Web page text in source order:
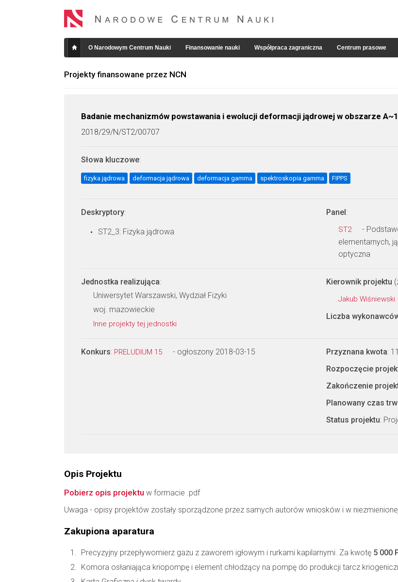
O Narodowym Centrum Nauki Finansowanie nauki Współpraca zagraniczna Centrum prasowe
Projekty finansowane przez NCN
Badanie mechanizmów powstawania i ewolucji deformacji jądrowej w obszarze
2018/29/N/ST2/00707
Słowa kluczowe:
fizyka jądrowa deformacja jądrowa deformacja gamma spektroskopia gamma FIPPS
Deskryptory:
ST2_3: Fizyka jądrowa
Panel:
ST2
-
elementarnych,
optyczna
Jednostka realizująca:
Uniwersytet Warszawski, Wydział Fizyki
woj. mazowieckie
Inne projekty tej jednostki
Kierownik projektu
Jakub Wiśniewski
Liczba
Konkurs: PRELUDIUM 15 - ogłoszony 2018-03-15 Przyznana kwota:
Rozpoczęcie
Zakończenie
Planowany czas
Status projektu:
Opis Projektu
Pobierz opis projektu w formacie .pdf
Uwaga - opisy projektów zostały sporządzone przez samych autorów wniosków i w
Zakupiona aparatura
Precyzyjny przepływomierz gazu z zaworem igłowym i rurkami kapilarnymi. Za kwotę 5 000
Komora osłaniająca kriopompę i element chłodzący na pompę do produkcji tarcz